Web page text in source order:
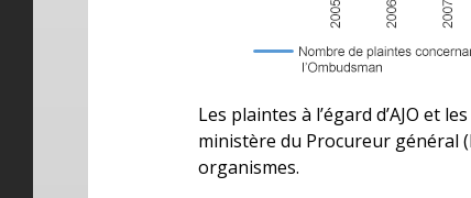
Les plaintes à l’égard d’AJO et
ministère du Procureur général
organismes.